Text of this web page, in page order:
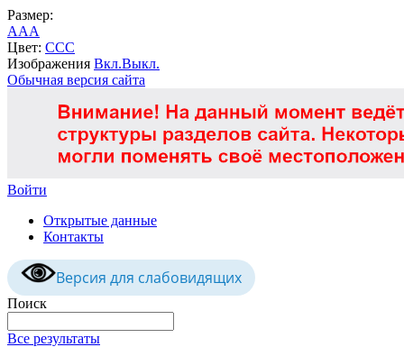
Размер:
AAA
Цвет: CCC
Изображения Вкл.Выкл.
Обычная версия сайта
Войти
Открытые данные
Контакты
Версия для слабовидящих
Поиск
Все результаты